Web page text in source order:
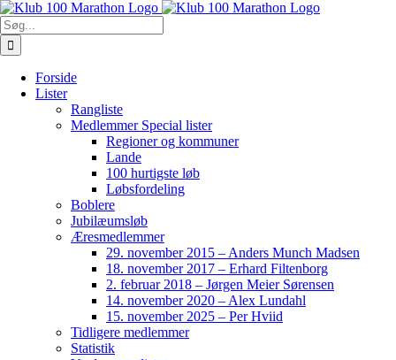
Skip
to
content
Søg
efter:
Forside
Lister
Rangliste
Medlemmer Special lister
Regioner og kommuner
Lande
100 hurtigste løb
Løbsfordeling
Boblere
Jubilæumsløb
Æresmedlemmer
29. november 2015 – Anders Munch Madsen
18. november 2017 – Erhard Filtenborg
2. februar 2018 – Jørgen Meier Sørensen
14. november 2020 – Alex Lundahl
15. november 2025 – Per Hviid
Tidligere medlemmer
Statistik